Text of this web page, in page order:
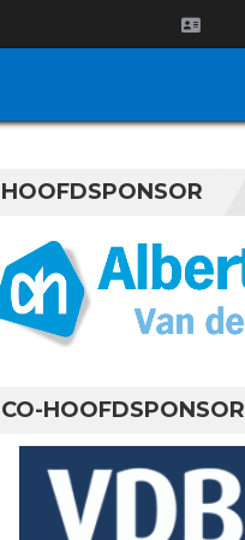
HOOFDSPONSOR
CO-HOOFDSPONSOR